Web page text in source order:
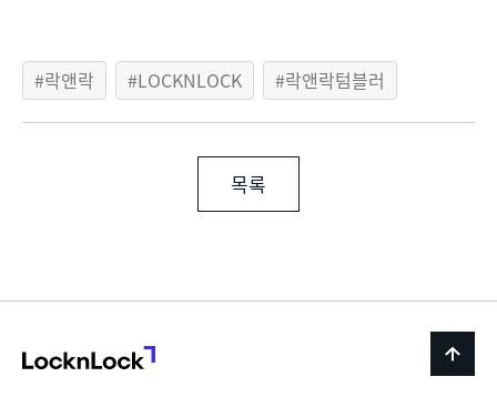
락앤락 LOCKNLOCK 락앤락텀블러
목록
back